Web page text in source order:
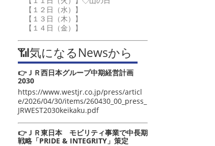
【１２日（水）】
【１３日（木）】
【１４日（金）】
📶気になるNewsから
👉ＪＲ西日本グループ中期経営計画
2030
https://www.westjr.co.jp/press/articl
e/2026/04/30/items/260430_00_press_
JRWEST2030keikaku.pdf
👉ＪＲ東日本 モビリティ事業で中長期
戦略「PRIDE & INTEGRITY」策定